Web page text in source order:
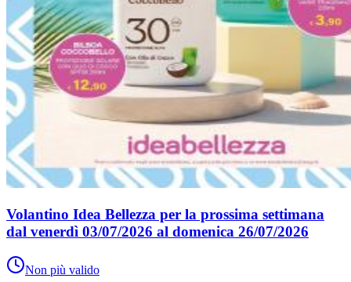
Volantino Idea Bellezza per la prossima settimana
dal venerdì 03/07/2026 al domenica 26/07/2026
Non più valido